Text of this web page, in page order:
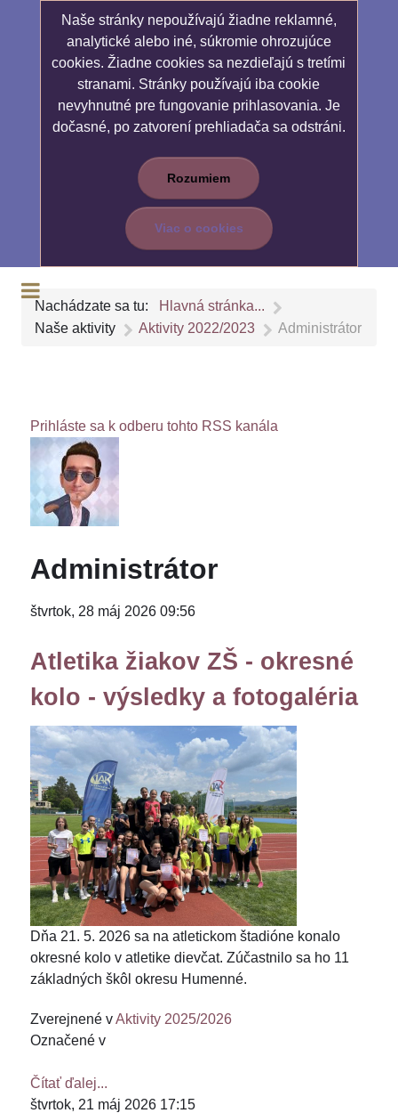
Naše stránky nepoužívajú žiadne reklamné,
analytické alebo iné, súkromie ohrozujúce
cookies. Žiadne cookies sa nezdieľajú s tretími
stranami. Stránky používajú iba cookie
nevyhnutné pre fungovanie prihlasovania. Je
dočasné, po zatvorení prehliadača sa odstráni.
Rozumiem
Viac o cookies
Nachádzate sa tu:
Hlavná stránka...
Naše aktivity
Aktivity 2022/2023 Administrátor
Prihláste sa k odberu tohto RSS kanála
Administrátor
štvrtok, 28 máj 2026 09:56
Atletika žiakov ZŠ - okresné
kolo - výsledky a fotogaléria
Dňa 21. 5. 2026 sa na atletickom štadióne konalo
okresné kolo v atletike dievčat. Zúčastnilo sa ho 11
základných škôl okresu Humenné.
Zverejnené vAktivity 2025/2026
Označené v
Čítať ďalej...
štvrtok, 21 máj 2026 17:15